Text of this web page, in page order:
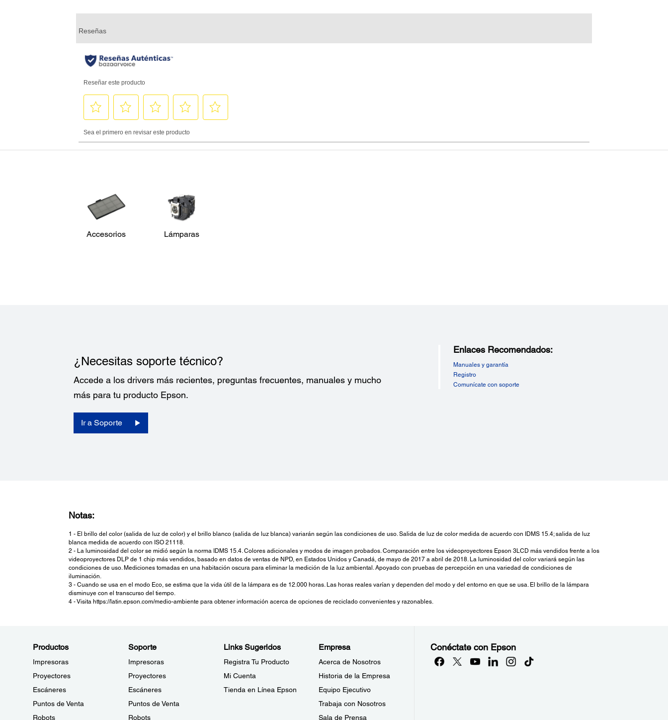
Accesorios Lámparas
¿Necesitas soporte técnico?
Accede a los drivers más recientes, preguntas frecuentes, manuales y mucho
más para tu producto Epson.
Ir a Soporte
Enlaces Recomendados:
Manuales y garantía
Registro
Comunícate con soporte
Notas:
1 - El brillo del color (salida de luz de color) y el brillo blanco (salida de luz blanca) variarán según las condiciones de uso. Salida de luz de color medida de acuerdo con IDMS 15.4; salida de luz
blanca medida de acuerdo con ISO 21118.
2 - La luminosidad del color se midió según la norma IDMS 15.4. Colores adicionales y modos de imagen probados. Comparación entre los videoproyectores Epson 3LCD más vendidos frente a los
videoproyectores DLP de 1 chip más vendidos, basado en datos de ventas de NPD, en Estados Unidos y Canadá, de mayo de 2017 a abril de 2018. La luminosidad del color variará según las
condiciones de uso. Mediciones tomadas en una habitación oscura para eliminar la medición de la luz ambiental. Apoyado con pruebas de percepción en una variedad de condiciones de
iluminación.
3 - Cuando se usa en el modo Eco, se estima que la vida útil de la lámpara es de 12.000 horas. Las horas reales varían y dependen del modo y del entorno en que se usa. El brillo de la lámpara
disminuye con el transcurso del tiempo.
4 - Visita https://latin.epson.com/medio-ambiente para obtener información acerca de opciones de reciclado convenientes y razonables.
Productos
Impresoras
Proyectores
Escáneres
Puntos de Venta
Robots
Soporte
Impresoras
Proyectores
Escáneres
Puntos de Venta
Robots
Links Sugeridos
Registra Tu Producto
Mi Cuenta
Tienda en Línea Epson
Empresa
Acerca de Nosotros
Historia de la Empresa
Equipo Ejecutivo
Trabaja con Nosotros
Sala de Prensa
Conéctate con Epson